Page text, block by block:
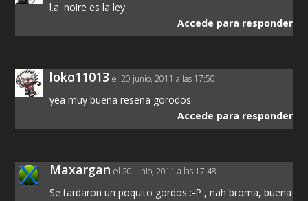
l.a. noire es la ley
Accede para responder
loko11013 el 20 junio, 2011 a las 17:50
yea muy buena reseña gorodos
Accede para responder
Maxargan el 20 junio, 2011 a las 17:48
Se tardaron un poquito gordos :-P , nah broma, buena